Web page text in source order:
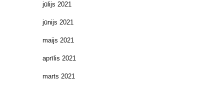
jūlijs 2021
jūnijs 2021
maijs 2021
aprīlis 2021
marts 2021